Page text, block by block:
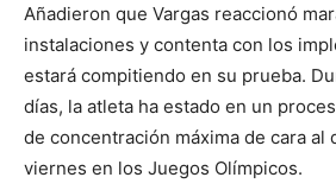
Añadieron que Vargas reaccionó
instalaciones y contenta con los
estará compitiendo en su prueba.
días, la atleta ha estado en un
de concentración máxima de cara al
viernes en los Juegos Olímpicos.